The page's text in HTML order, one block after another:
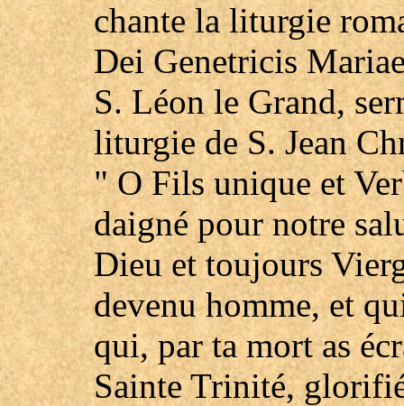
chante la liturgie
Dei Genetricis
S. Léon le Grand,
liturgie de S. Jean
" O Fils unique et
daigné pour notre
Dieu et toujours
devenu homme, et
qui, par ta mort as
Sainte Trinité,